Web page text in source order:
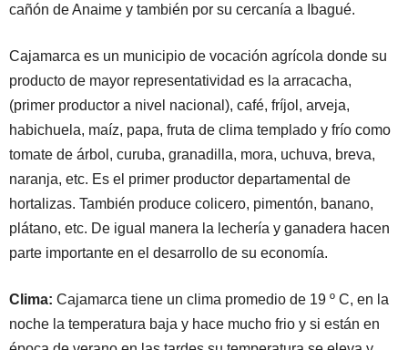
cañón de Anaime y también por su cercanía a Ibagué.
Cajamarca es un municipio de vocación agrícola donde su
producto de mayor representatividad es la arracacha,
(primer productor a nivel nacional), café, fríjol, arveja,
habichuela, maíz, papa, fruta de clima templado y frío como
tomate de árbol, curuba, granadilla, mora, uchuva, breva,
naranja, etc. Es el primer productor departamental de
hortalizas. También produce colicero, pimentón, banano,
plátano, etc. De igual manera la lechería y ganadera hacen
parte importante en el desarrollo de su economía.
Clima: Cajamarca tiene un clima promedio de 19 º C, en la
noche la temperatura baja y hace mucho frio y si están en